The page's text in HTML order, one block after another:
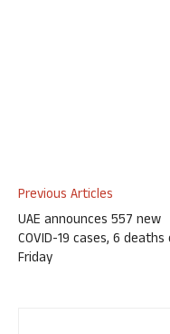
Previous Articles
UAE announces 557 new
COVID-19 cases, 6 deaths
Friday